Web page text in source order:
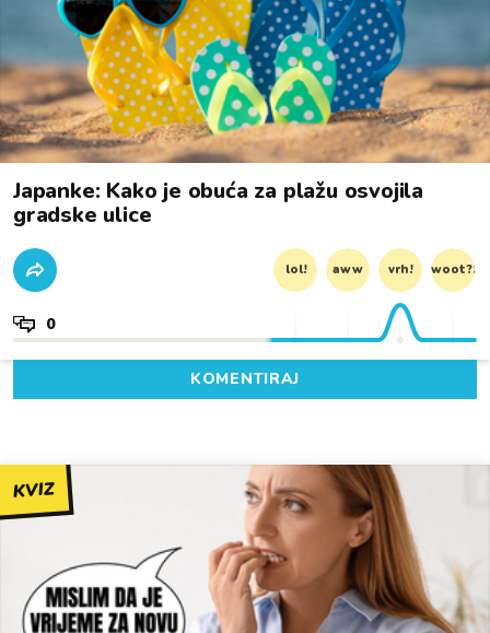
Japanke: Kako je obuća za plažu osvojila
gradske ulice
lol! aww vrh! woot?!
0
KOMENTIRAJ
KVIZ